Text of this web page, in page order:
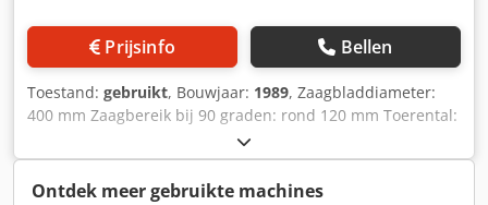
Prijsinfo Bellen
Toestand: gebruikt, Bouwjaar: 1989, Zaagbladdiameter:
400 mm Zaagbereik bij 90 graden: rond 120 mm Toerental:
1400 / 2800 tpm Motorvermogen: 4,0 kW Dcjdpey D A E Djfx
Alisk Machinegewicht ca. 180 kg Afmetingen (L x B x H): 1,0
x 0,9 x 1,2 m Handbediende ondervloerse aluminium
Ontdek meer gebruikte machines